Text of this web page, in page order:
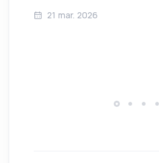
21 mar. 2026